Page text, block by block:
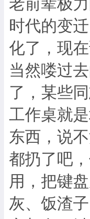
时代的变
化了，现
当然喽过
了，某些
工作桌就
东西，说
都扔了吧
用，把键
灰、饭渣